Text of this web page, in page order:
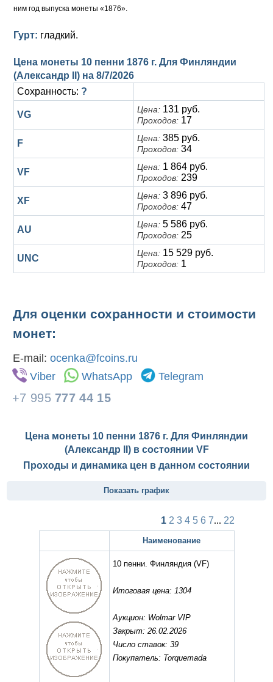
Альбертусталер
Золото
Серебро
Медь
Для Речи Посполитой
ним год выпуска монеты «1876».
Гурт: гладкий.
Цена монеты 10 пенни 1876 г. Для Финляндии
(Александр II) на 8/7/2026
Сохранность: ?
VG Цена: 131 руб.
Проходов: 17
F Цена: 385 руб.
Проходов: 34
VF Цена: 1 864 руб.
Проходов: 239
XF Цена: 3 896 руб.
Проходов: 47
AU Цена: 5 586 руб.
Проходов: 25
UNC Цена: 15 529 руб.
Проходов: 1
Для оценки сохранности и стоимости
монет:
E-mail: ocenka@fcoins.ru
Viber
WhatsApp Telegram
+7 995 777 44 15
Цена монеты 10 пенни 1876 г. Для Финляндии
(Александр II) в состоянии VF
Проходы и динамика цен в данном состоянии
Показать график
1 2 3 4 5 6 7... 22
Наименование
10 пенни. Финляндия(VF)
Итоговая цена: 1304
Аукцион: Wolmar VIP
Закрыт: 26.02.2026
Число ставок: 39
Покупатель: Torquemada